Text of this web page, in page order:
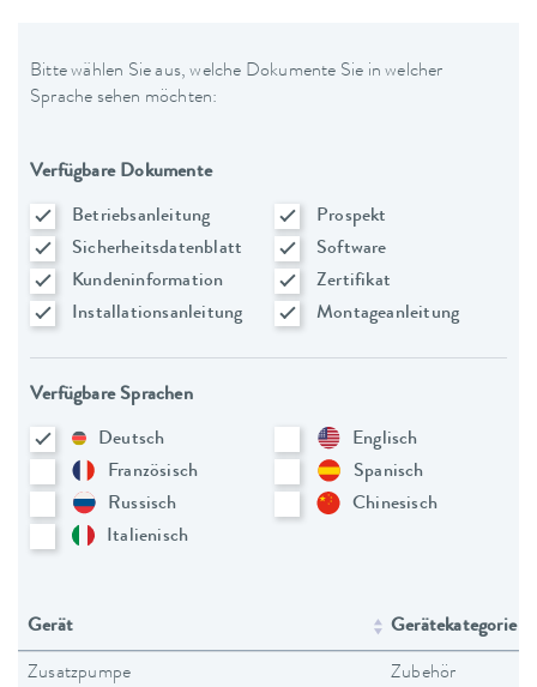
Bitte wählen Sie aus, welche Dokumente Sie in welcher
Sprache sehen möchten:
Verfügbare Dokumente
Betriebsanleitung
Prospekt
Sicherheitsdatenblatt
Software
Kundeninformation
Zertifikat
Installationsanleitung
Montageanleitung
Verfügbare Sprachen
Deutsch
Englisch
Französisch
Spanisch
Russisch
Chinesisch
Italienisch
Gerät Gerätekategorie
Zusatzpumpe Zubehör